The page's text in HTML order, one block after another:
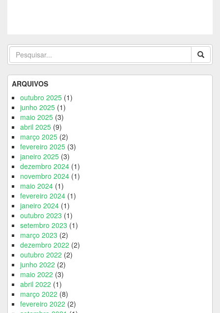
ARQUIVOS
outubro 2025 (1)
junho 2025 (1)
maio 2025 (3)
abril 2025 (9)
março 2025 (2)
fevereiro 2025 (3)
janeiro 2025 (3)
dezembro 2024 (1)
novembro 2024 (1)
maio 2024 (1)
fevereiro 2024 (1)
janeiro 2024 (1)
outubro 2023 (1)
setembro 2023 (1)
março 2023 (2)
dezembro 2022 (2)
outubro 2022 (2)
junho 2022 (2)
maio 2022 (3)
abril 2022 (1)
março 2022 (8)
fevereiro 2022 (2)